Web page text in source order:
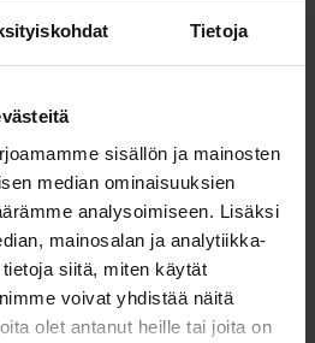
Tietoja
sisällön ja mainosten
median ominaisuuksien
analysoimiseen. Lisäksi
mainosalan ja analytiikka-
siitä, miten käytät
voivat yhdistää näitä
olet antanut heille tai joita on